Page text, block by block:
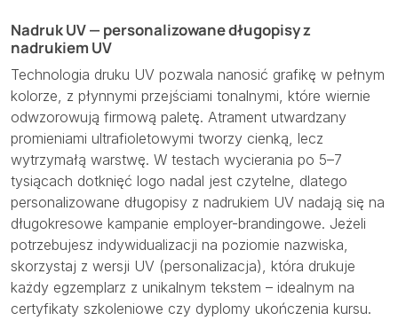
Nadruk UV — personalizowane długopisy z
nadrukiem UV
Technologia druku UV pozwala nanosić grafikę w pełnym
kolorze, z płynnymi przejściami tonalnymi, które wiernie
odwzorowują firmową paletę. Atrament utwardzany
promieniami ultrafioletowymi tworzy cienką, lecz
wytrzymałą warstwę. W testach wycierania po 5–7
tysiącach dotknięć logo nadal jest czytelne, dlatego
personalizowane długopisy z nadrukiem UV nadają się na
długokresowe kampanie employer-brandingowe. Jeżeli
potrzebujesz indywidualizacji na poziomie nazwiska,
skorzystaj z wersji UV (personalizacja), która drukuje
każdy egzemplarz z unikalnym tekstem – idealnym na
certyfikaty szkoleniowe czy dyplomy ukończenia kursu.